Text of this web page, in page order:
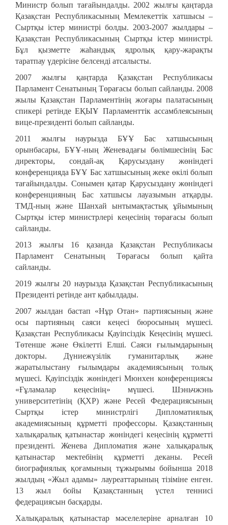
Министр болып тағайындалды. 2002 жылғы қаңтарда
Қазақстан Республикасының Мемлекеттік хатшысы –
Сыртқы істер министрі болды. 2003-2007 жылдары –
Қазақстан Республикасының Сыртқы істер министрі.
Бұл қызметте жаһандық ядролық қару-жарақты
таратпау үдерісіне белсенді атсалысты.
2007 жылғы қаңтарда Қазақстан Республикасы
Парламент Сенатының Төрағасы болып сайланды. 2008
жылы Қазақстан Парламентінің жоғары палатасының
спикері ретінде ЕҚЫҰ Парламенттік ассамблеясының
вице-президенті болып сайланды.
2011 жылғы наурызда БҰҰ Бас хатшысының
орынбасары, БҰҰ-ның Женевадағы бөлімшесінің Бас
директоры, сондай-ақ Қарусыздану жөніндегі
конференцияда БҰҰ Бас хатшысының жеке өкілі болып
тағайындалды. Сонымен қатар Қарусыздану жөніндегі
конференцияның Бас хатшысы лауазымын атқарды.
ТМД-ның және Шанхай ынтымақтастық ұйымының
Сыртқы істер министрлері кеңесінің төрағасы болып
сайланды.
2013 жылғы 16 қазанда Қазақстан Республикасы
Парламент Сенатының Төрағасы болып қайта
сайланды.
2019 жылғы 20 наурызда Қазақстан Республикасының
Президенті ретінде ант қабылдады.
2007 жылдан бастап «Нұр Отан» партиясының және
осы партияның саяси кеңесі бюросының мүшесі.
Қазақстан Республикасы Қауіпсіздік Кеңесінің мүшесі.
Төтенше және Өкілетті Елші. Саяси ғылымдарының
докторы. Дүниежүзілік гуманитарлық және
жаратылыстану ғылымдары академиясының толық
мүшесі. Қауіпсіздік жөніндегі Мюнхен конференциясы
«Ғұламалар кеңесінің» мүшесі. Шэньчжэнь
университетінің (ҚХР) және Ресей Федерациясының
Сыртқы істер министрлігі Дипломатиялық
академиясының құрметті профессоры. Қазақстанның
халықаралық қатынастар жөніндегі кеңесінің құрметті
президенті. Женева Дипломатия және халықаралық
қатынастар мектебінің құрметті деканы. Ресей
биографиялық қоғамының тұжырымы бойынша 2018
жылдың «Жыл адамы» лауреаттарының тізіміне енген.
13 жыл бойы Қазақстанның үстел теннисі
федерациясын басқарды.
Халықаралық қатынастар мәселелеріне арналған 10